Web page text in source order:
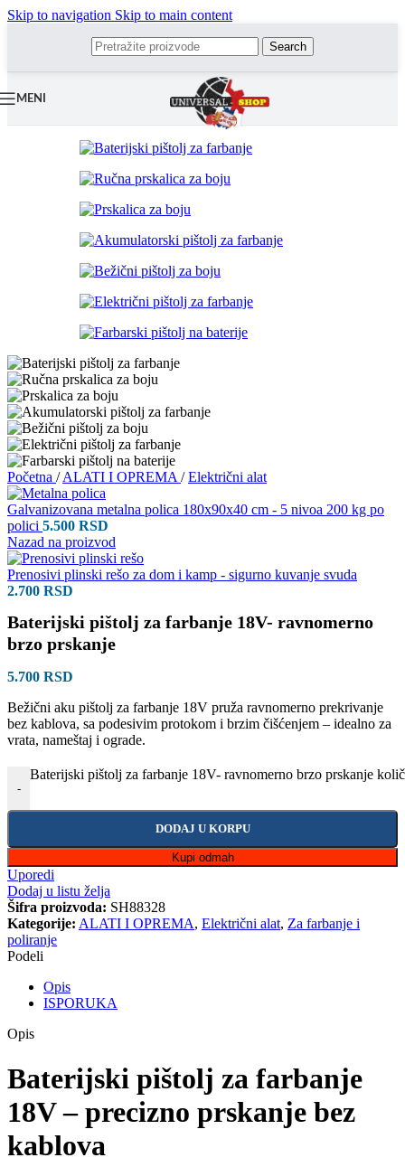
Skip to navigation Skip to main content
Search
MENI
Početna / ALATI I OPREMA / Električni alat
Galvanizovana metalna polica 180x90x40 cm - 5 nivoa 200 kg po
polici 5.500 RSD
Nazad na proizvod
Prenosivi plinski rešo za dom i kamp - sigurno kuvanje svuda
2.700 RSD
Baterijski pištolj za farbanje 18V- ravnomerno
brzo prskanje
5.700 RSD
Bežični aku pištolj za farbanje 18V pruža ravnomerno prekrivanje
bez kablova, sa podesivim protokom i brzim čišćenjem – idealno za
vrata, nameštaj i ograde.
-
Baterijski pištolj za farbanje 18V- ravnomerno brzo prskanje
DODAJ U KORPU
Kupi odmah
Uporedi
Dodaj u listu želja
Šifra proizvoda: SH88328
Kategorije: ALATI I OPREMA, Električni alat, Za farbanje i
poliranje
Podeli
Opis
ISPORUKA
Opis
Baterijski pištolj za farbanje
18V – precizno prskanje bez
kablova